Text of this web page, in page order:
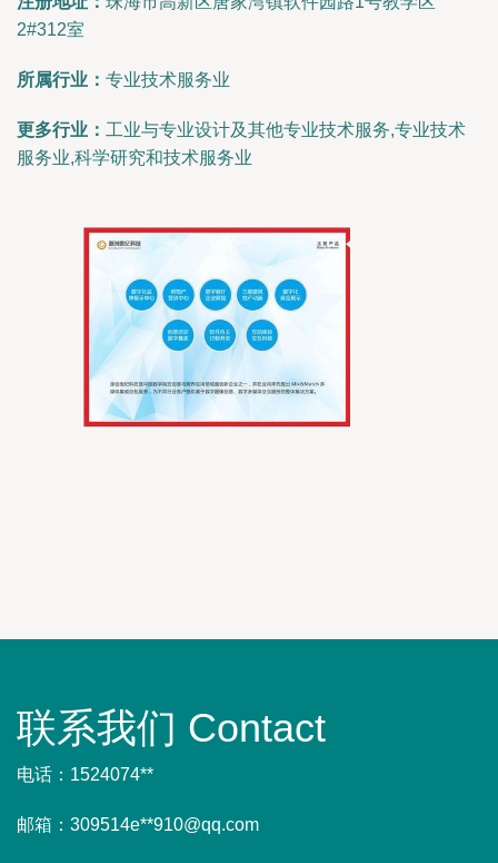
2#312室
所属行业： 专业技术服务业
更多行业： 工业与专业设计及其他专业技术服务,专业技术
服务业,科学研究和技术服务业
联系我们 Contact
电话：1524074**
邮箱：309514e**910@qq.com